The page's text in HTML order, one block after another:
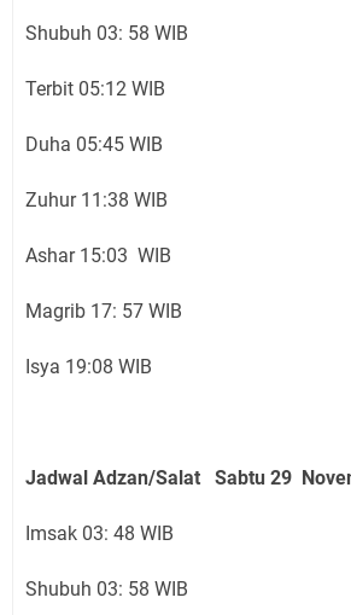
Shubuh 03: 58 WIB
Terbit 05:12 WIB
Duha 05:45 WIB
Zuhur 11:38 WIB
Ashar 15:03 WIB
Magrib 17: 57 WIB
Isya 19:08 WIB
Jadwal Adzan/Salat Sabtu 29
Imsak 03: 48 WIB
Shubuh 03: 58 WIB